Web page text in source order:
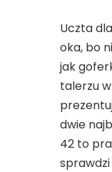
Uczta
oka, bo
jak
talerzu
dwie
42 to